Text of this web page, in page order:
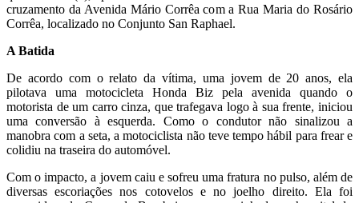
cruzamento da Avenida Mário Corrêa com a Rua Maria do Rosário
Corrêa, localizado no Conjunto San Raphael.
A Batida
De acordo com o relato da vítima, uma jovem de 20 anos, ela
pilotava uma motocicleta Honda Biz pela avenida quando o
motorista de um carro cinza, que trafegava logo à sua frente, iniciou
uma conversão à esquerda. Como o condutor não sinalizou a
manobra com a seta, a motociclista não teve tempo hábil para frear e
colidiu na traseira do automóvel.
Com o impacto, a jovem caiu e sofreu uma fratura no pulso, além de
diversas escoriações nos cotovelos e no joelho direito. Ela foi